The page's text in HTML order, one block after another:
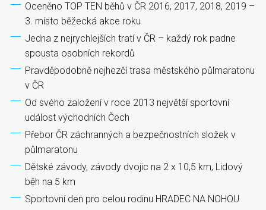
Oceněno TOP TEN běhů v ČR 2016, 2017, 2018, 2019 –
3. místo běžecká akce roku
Jedna z nejrychlejších tratí v ČR – každý rok padne
spousta osobních rekordů
Pravděpodobně nejhezčí trasa městského půlmaratonu
v ČR
Od svého založení v roce 2013 největší sportovní
událost východních Čech
Přebor ČR záchranných a bezpečnostních složek v
půlmaratonu
Dětské závody, závody dvojic na 2 x 10,5 km, Lidový
běh na 5 km
Sportovní den pro celou rodinu HRADEC NA NOHOU